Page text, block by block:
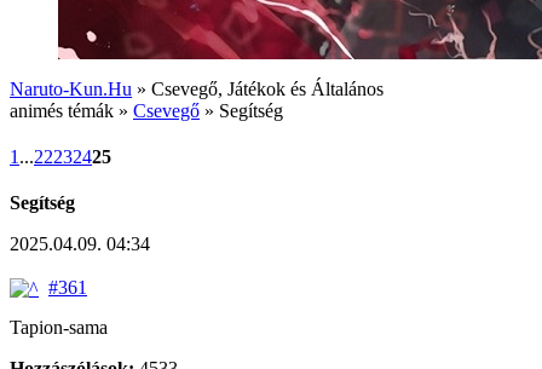
Naruto-Kun.Hu » Csevegő, Játékok és Általános
animés témák » Csevegő » Segítség
1 ...22232425
Segítség
2025.04.09. 04:34
#361
Tapion-sama